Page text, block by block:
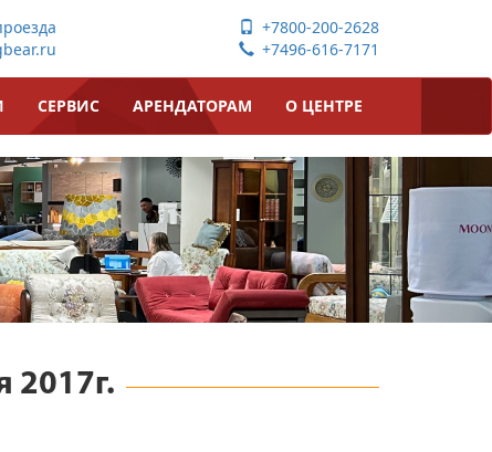
+7800-200-2628
+7496-616-7171
СЕРВИС АРЕНДАТОРАМ О ЦЕНТРЕ
2017г.